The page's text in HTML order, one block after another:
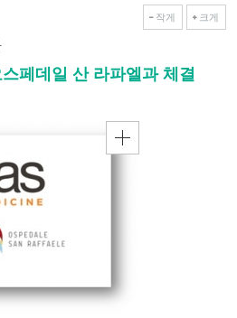
작게 크게
페데일 산 라파엘과 체결